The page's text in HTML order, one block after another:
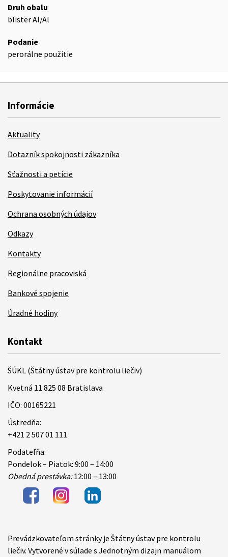
Druh obalu
blister Al/Al
Podanie
perorálne použitie
Informácie
Aktuality
Dotazník spokojnosti zákazníka
Sťažnosti a petície
Poskytovanie informácií
Ochrana osobných údajov
Odkazy
Kontakty
Regionálne pracoviská
Bankové spojenie
Úradné hodiny
Kontakt
ŠÚKL (Štátny ústav pre kontrolu liečiv)
Kvetná 11 825 08 Bratislava
IČO: 00165221
Ústredňa:
+421 2 507 01 111
Podateľňa:
Pondelok – Piatok: 9:00 – 14:00
Obedná prestávka:12:00 – 13:00
Items
Prevádzkovateľom stránky je Štátny ústav pre kontrolu
liečiv. Vytvorené v súlade s Jednotným dizajn manuálom